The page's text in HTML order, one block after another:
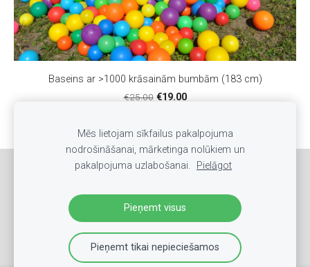
Baseins ar >1000 krāsainām bumbām (183 cm)
€25.00 €19.00
Mēs lietojam sīkfailus pakalpojuma
nodrošināšanai, mārketinga nolūkiem un
pakalpojuma uzlabošanai.
Pielāgot
Pieņemt visus
Pieņemt tikai nepieciešamos